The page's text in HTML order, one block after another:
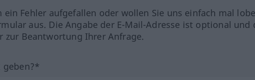
Fehler aufgefallen oder wollen Sie uns einfach mal
aus. Die Angabe der E-Mail-Adresse ist optional und
zur Beantwortung Ihrer Anfrage.
geben?*